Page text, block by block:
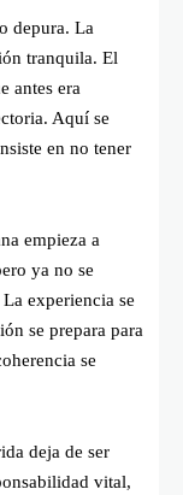
depura. La
tranquila. El
antes era
Aquí se
en no tener
empieza a
ya no se
experiencia se
se prepara para
se
deja de ser
vital,